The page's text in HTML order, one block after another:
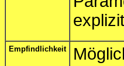
Empfindlichkeit